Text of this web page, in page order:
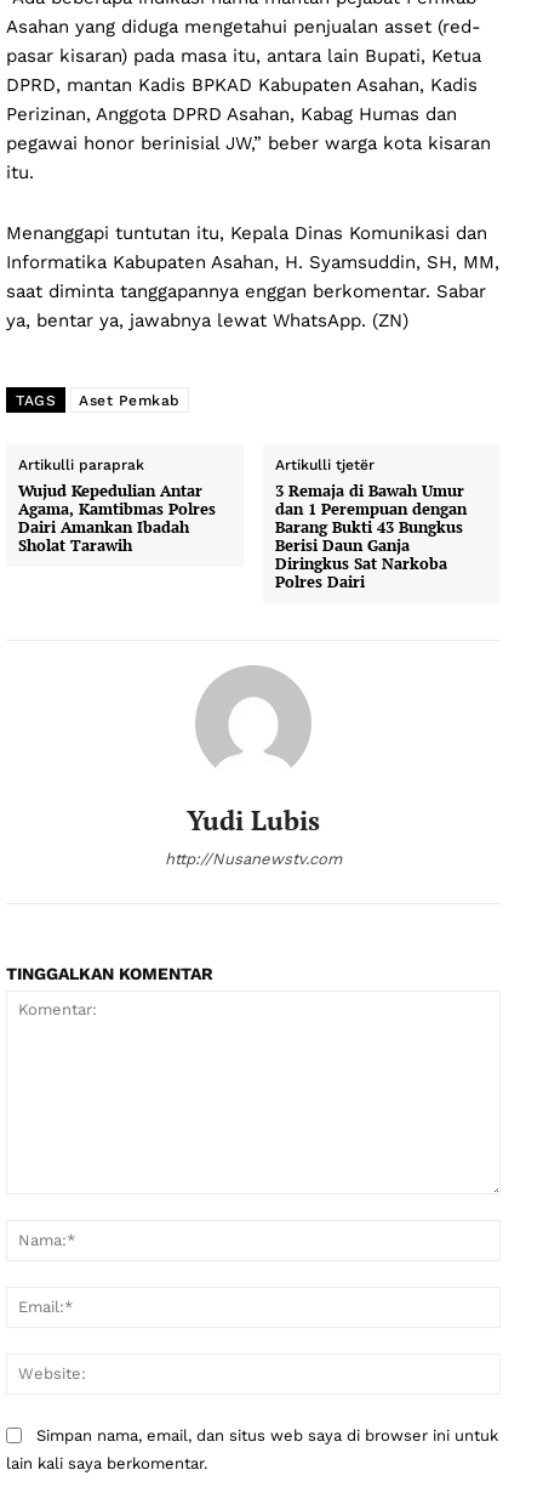
Asahan yang diduga mengetahui penjualan asset (red-
pasar kisaran) pada masa itu, antara lain Bupati, Ketua
DPRD, mantan Kadis BPKAD Kabupaten Asahan, Kadis
Perizinan, Anggota DPRD Asahan, Kabag Humas dan
pegawai honor berinisial JW,” beber warga kota kisaran
itu.
Menanggapi tuntutan itu, Kepala Dinas Komunikasi dan
Informatika Kabupaten Asahan, H. Syamsuddin, SH, MM,
saat diminta tanggapannya enggan berkomentar. Sabar
ya, bentar ya, jawabnya lewat WhatsApp. (ZN)
TAGS Aset Pemkab
Artikulli paraprak
Wujud Kepedulian Antar
Agama, Kamtibmas Polres
Dairi Amankan Ibadah
Sholat Tarawih
Artikulli tjetër
3 Remaja di Bawah Umur
dan 1 Perempuan dengan
Barang Bukti 43 Bungkus
Berisi Daun Ganja
Diringkus Sat Narkoba
Polres Dairi
Yudi Lubis
http://Nusanewstv.com
TINGGALKAN KOMENTAR
Simpan nama, email, dan situs web saya di browser ini untuk
lain kali saya berkomentar.